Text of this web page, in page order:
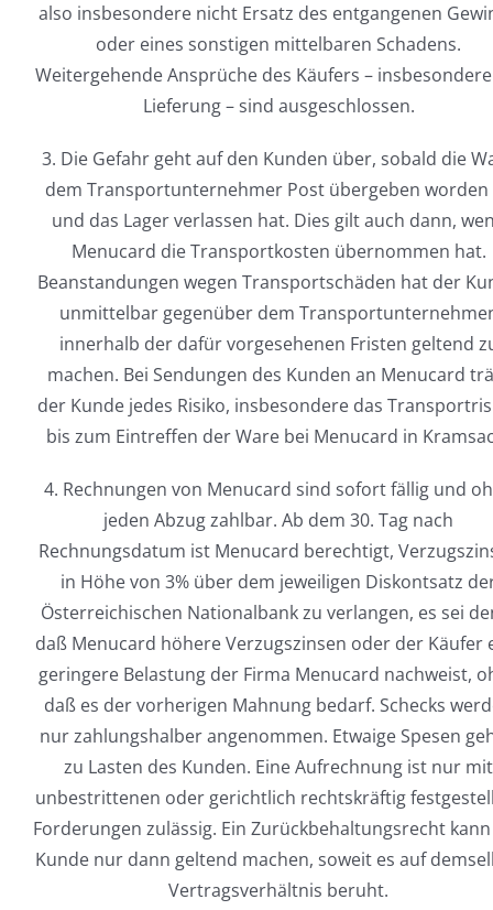
also insbesondere nicht Ersatz des entgangenen
oder eines sonstigen mittelbaren Schadens.
Weitergehende Ansprüche des Käufers –
Lieferung – sind ausgeschlossen.
3. Die Gefahr geht auf den Kunden über, sobald die
dem Transportunternehmer Post übergeben worden
und das Lager verlassen hat. Dies gilt auch dann,
Menucard die Transportkosten übernommen hat.
Beanstandungen wegen Transportschäden hat der
unmittelbar gegenüber dem
innerhalb der dafür vorgesehenen Fristen geltend
machen. Bei Sendungen des Kunden an Menucard
der Kunde jedes Risiko, insbesondere das
bis zum Eintreffen der Ware bei Menucard in
4. Rechnungen von Menucard sind sofort fällig und
jeden Abzug zahlbar. Ab dem 30. Tag nach
Rechnungsdatum ist Menucard berechtigt,
in Höhe von 3% über dem jeweiligen Diskontsatz
Österreichischen Nationalbank zu verlangen, es sei
daß Menucard höhere Verzugszinsen oder der Käufer
geringere Belastung der Firma Menucard nachweist,
daß es der vorherigen Mahnung bedarf. Schecks
nur zahlungshalber angenommen. Etwaige Spesen
zu Lasten des Kunden. Eine Aufrechnung ist nur mit
unbestrittenen oder gerichtlich rechtskräftig
Forderungen zulässig. Ein Zurückbehaltungsrecht
Kunde nur dann geltend machen, soweit es auf
Vertragsverhältnis beruht.